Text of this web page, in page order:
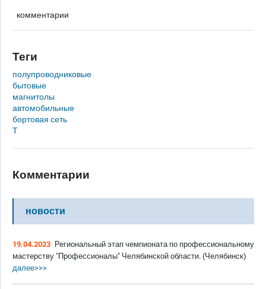
комментарии
Теги
полупроводниковые
бытовые
магнитолы
автомобильные
бортовая сеть
Т
Комментарии
новости
19.04.2023 Региональный этап чемпионата по профессиональному
мастерству "Профессионалы" Челябинской области. (Челябинск)
далее>>>